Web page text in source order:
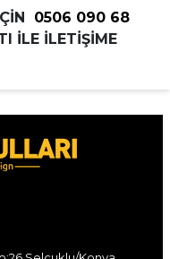
0506 090 68
İLE İLETİŞİME